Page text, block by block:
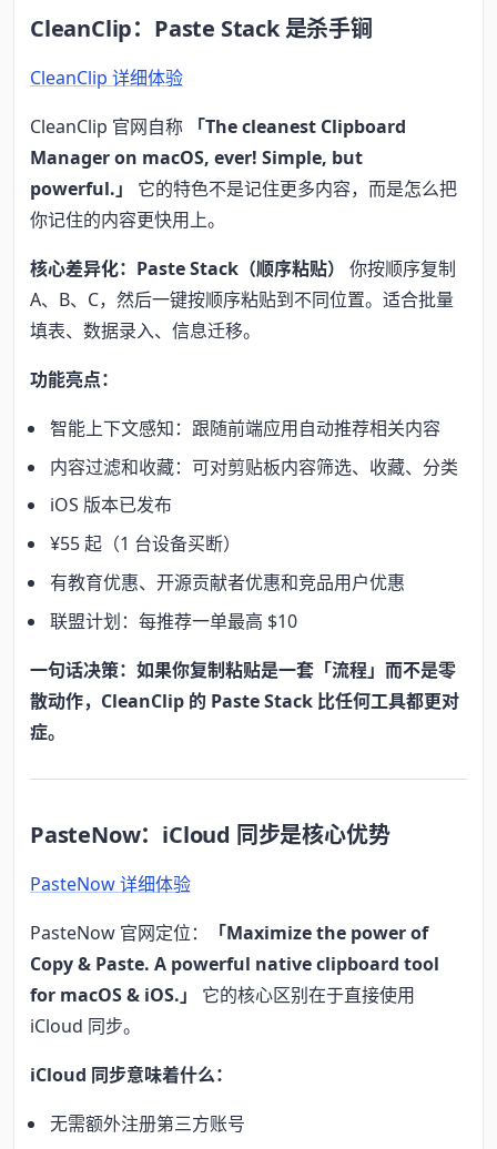
CleanClip：Paste Stack 是杀手锏
CleanClip 详细体验
CleanClip 官网自称
「The cleanest Clipboard
Manager on macOS, ever! Simple, but
powerful.」
它的特色不是记住更多内容，而是怎么把
你记住的内容更快用上。
核心差异化：Paste Stack（顺序粘贴）
你按顺序复制
A、B、C，然后一键按顺序粘贴到不同位置。适合批量
填表、数据录入、信息迁移。
功能亮点：
智能上下文感知：跟随前端应用自动推荐相关内容
内容过滤和收藏：可对剪贴板内容筛选、收藏、分类
iOS 版本已发布
¥55 起（1 台设备买断）
有教育优惠、开源贡献者优惠和竞品用户优惠
联盟计划：每推荐一单最高 $10
一句话决策：如果你复制粘贴是一套「流程」而不是零
散动作，CleanClip 的 Paste Stack 比任何工具都更对
症。
PasteNow：iCloud 同步是核心优势
PasteNow 详细体验
PasteNow 官网定位：
「Maximize the power of
Copy & Paste. A powerful native clipboard tool
for macOS & iOS.」
它的核心区别在于直接使用
iCloud 同步。
iCloud 同步意味着什么：
无需额外注册第三方账号